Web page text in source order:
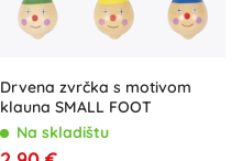
Drvena zvrčka s motivom
klauna SMALL FOOT
Na skladištu